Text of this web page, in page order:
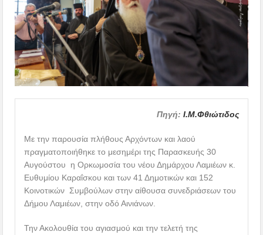
Πηγή: Ι.Μ.Φθιώτιδος
Με την παρουσία πλήθους Αρχόντων και λαού
πραγματοποιήθηκε το μεσημέρι της Παρασκευής 30
Αυγούστου η Ορκωμοσία του νέου Δημάρχου Λαμιέων κ.
Ευθυμίου Καραΐσκου και των 41 Δημοτικών και 152
Κοινοτικών Συμβούλων στην αίθουσα συνεδριάσεων του
Δήμου Λαμιέων, στην οδό Αινιάνων.
Την Ακολουθία του αγιασμού και την τελετή της